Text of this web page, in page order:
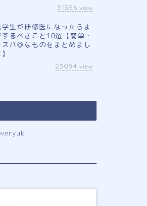
31556 view
学生が研修医になったらま
するべきこと10選【簡単・
スパ◎なものをまとめまし
25094 view